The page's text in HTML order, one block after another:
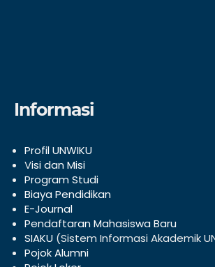
Informasi
Profil UNWIKU
Visi dan Misi
Program Studi
Biaya Pendidikan
E-Journal
Pendaftaran Mahasiswa Baru
SIAKU (Sistem Informasi Akademik
Pojok Alumni